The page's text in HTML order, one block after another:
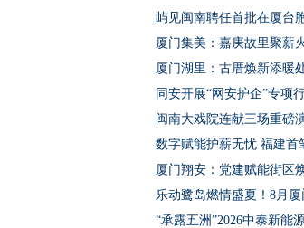
屿见闽南聘任首批在厦台
厦门集美：嘉庚故里聚薪
厦门湖里：古厝焕新添暖
同安开展“网安护企”专项
闽南大戏院连献三场重磅
数字赋能护薪无忧 福建首
厦门翔安：党建赋能街区
乐动鹭岛燃情盛夏！8月
“承露五洲”2026中泰新能